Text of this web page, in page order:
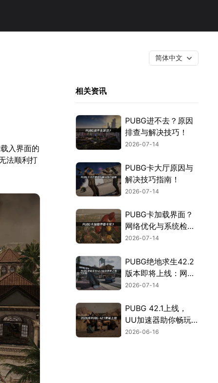
简体中文
入界面的
法顺利打
相关资讯
PUBG进不去？原因
排查与解决技巧！
2026-07-14
PUBG卡大厅原因与
解决技巧指南！
2026-07-14
PUBG卡加载界面？
网络优化与系统检修
全攻略！
2026-07-14
PUBG绝地求生42.2
版本即将上线：网络
优化完全指南！
2026-07-14
PUBG 42.1上线，
UU加速器助你畅玩
无延迟！
2026-06-16